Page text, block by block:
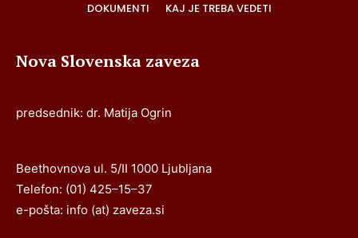
DOKUMENTI
KAJ JE TREBA VEDETI
Nova Slovenska zaveza
predsednik: dr. Matija Ogrin
Beethovnova ul. 5/II 1000 Ljubljana
Telefon: (01) 425–15–37
e-pošta: info (at) zaveza.si